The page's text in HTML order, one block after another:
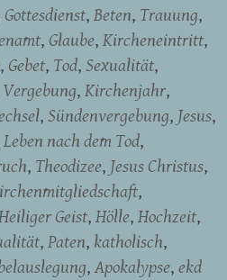
Gottesdienst Beten Trauung
Glaube Kircheneintritt
Gebet Tod Sexualität
Vergebung Kirchenjahr
Sündenvergebung Jesus
Leben nach dem Tod
Theodizee Jesus Christus
Geist Hölle Hochzeit
Paten katholisch
Apokalypse ekd